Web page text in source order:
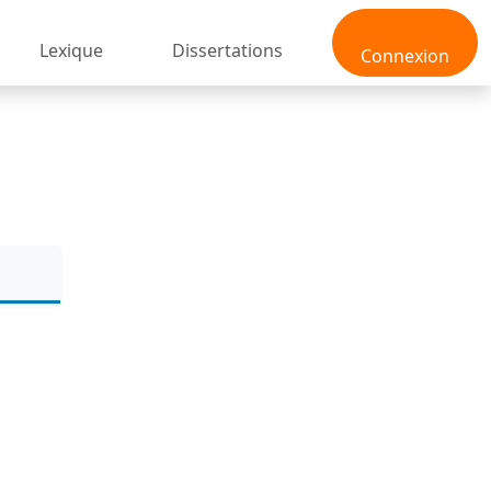
Connexion
Lexique Dissertations